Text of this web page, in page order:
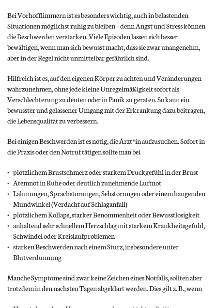
Bei Vorhofflimmern ist es besonders wichtig, auch in belastenden
Situationen möglichst ruhig zu bleiben – denn Angst und Stress können
die Beschwerden verstärken. Viele Episoden lassen sich besser
bewältigen, wenn man sich bewusst macht, dass sie zwar unangenehm,
aber in der Regel nicht unmittelbar gefährlich sind.
Hilfreich ist es, auf den eigenen Körper zu achten und Veränderungen
wahrzunehmen, ohne jede kleine Unregelmäßigkeit sofort als
Verschlechterung zu deuten oder in Panik zu geraten. So kann ein
bewusster und gelassener Umgang mit der Erkrankung dazu beitragen,
die Lebensqualität zu verbessern.
Bei einigen Beschwerden ist es nötig, die Ärzt*in aufzusuchen. Sofort in
die Praxis oder den Notruf tätigen sollte man bei
plötzlichem Brustschmerz oder starkem Druckgefühl in der Brust
Atemnot in Ruhe oder deutlich zunehmende Luftnot
Lähmungen, Sprachstörungen, Sehstörungen oder einem hängenden
Mundwinkel (Verdacht auf Schlaganfall)
plötzlichem Kollaps, starker Benommenheit oder Bewusstlosigkeit
anhaltend sehr schnellem Herzschlag mit starkem Krankheitsgefühl,
Schwindel oder Kreislaufproblemen
starken Beschwerden nach einem Sturz, insbesondere unter
Blutverdünnung
Manche Symptome sind zwar keine Zeichen eines Notfalls, sollten aber
trotzdem in den nächsten Tagen abgeklärt werden. Dies gilt z. B., wenn